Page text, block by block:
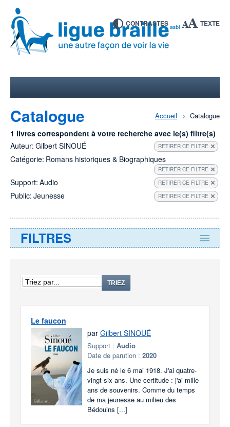
CONTRASTES TEXTE
Accueil Catalogue
Catalogue
1 livres correspondent à votre recherche avec le(s) filtre(s)
Auteur: Gilbert SINOUÉ RETIRER CE FILTRE
Catégorie: Romans historiques & Biographiques
RETIRER CE FILTRE
Support: Audio RETIRER CE FILTRE
Public: Jeunesse RETIRER CE FILTRE
FILTRES
TRIEZ
Le faucon
par Gilbert SINOUÉ
Support : Audio
Date de parution : 2020
Je suis né le 6 mai 1918. J'ai quatre-
vingt-six ans. Une certitude : j'ai mille
ans de souvenirs. Comme du temps
de ma jeunesse au milieu des
Bédouins [...]